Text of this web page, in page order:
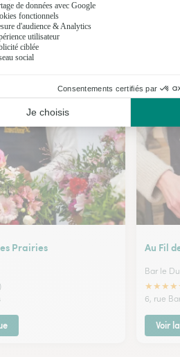
Nos fleuristes à
Prairies Au Fil
Bar le
★★★★
6, rue
Voir